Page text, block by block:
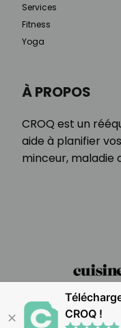
À PROPOS
CROQ est un
aide à planifier
minceur, maladie
Services
Fitness
Yoga
✕
CROQ !